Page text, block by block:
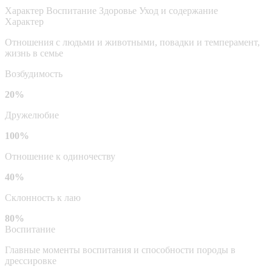
Характер Воспитание Здоровье Уход и содержание
Характер
Отношения с людьми и животными, повадки и темперамент,
жизнь в семье
Возбудимость
20%
Дружелюбие
100%
Отношение к одиночеству
40%
Склонность к лаю
80%
Воспитание
Главные моменты воспитания и способности породы в
дрессировке